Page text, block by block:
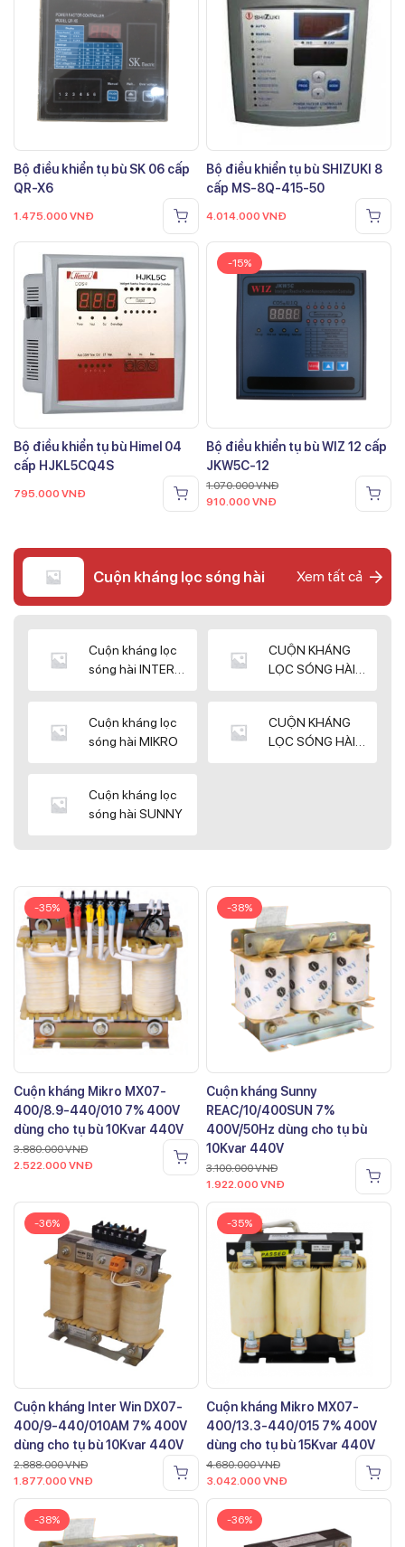
Bộ điều khiển tụ bù SK 06 cấp
QR-X6
1.475.000 VNĐ
Bộ điều khiển tụ bù SHIZUKI 8
cấp MS-8Q-415-50
4.014.000 VNĐ
Bộ điều khiển tụ bù Himel 04
cấp HJKL5CQ4S
795.000 VNĐ
-15%
Bộ điều khiển tụ bù WIZ 12 cấp
JKW5C-12
1.070.000VNĐ
910.000 VNĐ
Cuộn kháng lọc sóng hài Xem tất cả
Cuộn kháng lọc
sóng hài INTER
CUỘN KHÁNG
LỌC SÓNG HÀI
Cuộn kháng lọc
sóng hài MIKRO
CUỘN KHÁNG
LỌC SÓNG HÀI
Cuộn kháng lọc
sóng hài SUNNY
-35%
Cuộn kháng Mikro MX07-
400/8.9-440/010 7% 400V
dùng cho tụ bù 10Kvar 440V
3.880.000VNĐ
2.522.000 VNĐ
-38%
Cuộn kháng Sunny
REAC/10/400SUN 7%
400V/50Hz dùng cho tụ bù
10Kvar 440V
3.100.000VNĐ
1.922.000 VNĐ
-36%
Cuộn kháng Inter Win DX07-
400/9-440/010AM 7% 400V
dùng cho tụ bù 10Kvar 440V
2.888.000VNĐ
1.877.000 VNĐ
-35%
Cuộn kháng Mikro MX07-
400/13.3-440/015 7% 400V
dùng cho tụ bù 15Kvar 440V
4.680.000VNĐ
3.042.000 VNĐ
-38% -36%